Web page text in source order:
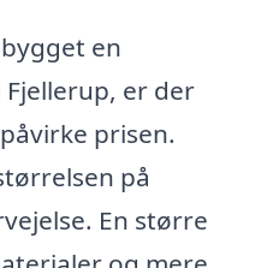
en
er der
prisen.
på
En større